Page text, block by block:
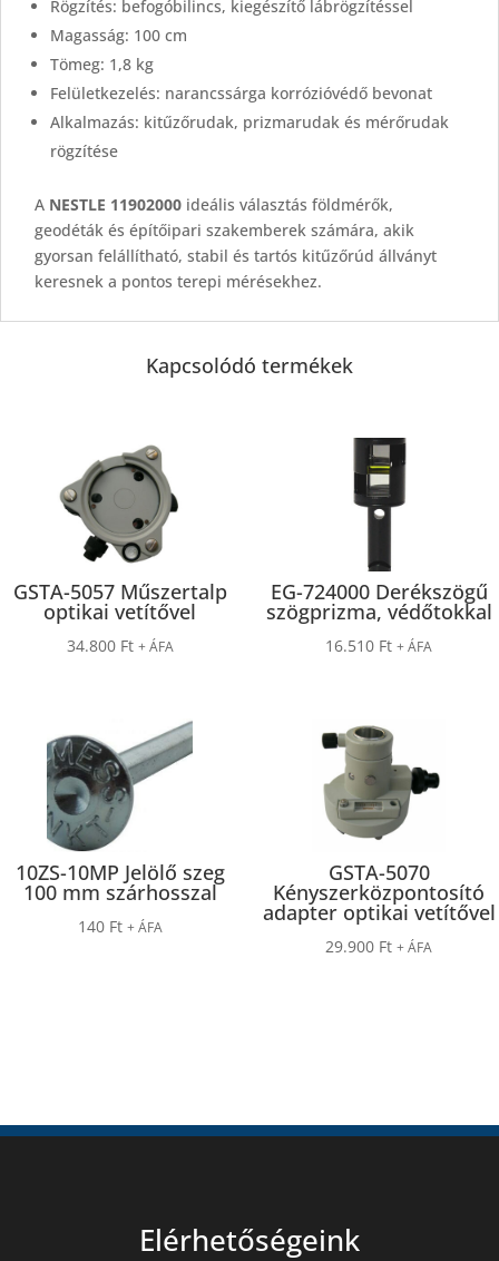
Rögzítés: befogóbilincs, kiegészítő lábrögzítéssel
Magasság: 100 cm
Tömeg: 1,8 kg
Felületkezelés: narancssárga korrózióvédő bevonat
Alkalmazás: kitűzőrudak, prizmarudak és mérőrudak
rögzítése
A NESTLE 11902000 ideális választás földmérők,
geodéták és építőipari szakemberek számára, akik
gyorsan felállítható, stabil és tartós kitűzőrúd állványt
keresnek a pontos terepi mérésekhez.
Kapcsolódó termékek
GSTA-5057 Műszertalp
optikai vetítővel
34.800 Ft + ÁFA
EG-724000 Derékszögű
szögprizma, védőtokkal
16.510 Ft + ÁFA
10ZS-10MP Jelölő szeg
100 mm szárhosszal
140 Ft + ÁFA
GSTA-5070
Kényszerközpontosító
adapter optikai vetítővel
29.900 Ft + ÁFA
Elérhetőségeink